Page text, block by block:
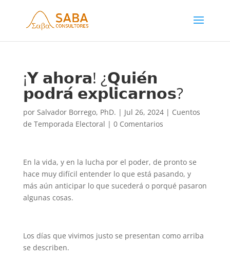
¡𝗬 𝗮𝗵𝗼𝗿𝗮! ¿𝗤𝘂𝗶𝗲́𝗻
𝗽𝗼𝗱𝗿𝗮́ 𝗲𝘅𝗽𝗹𝗶𝗰𝗮𝗿𝗻𝗼𝘀?
por Salvador Borrego, PhD. | Jul 26, 2024| Cuentos
de Temporada Electoral | 0 Comentarios
En la vida, y en la lucha por el poder, de pronto se
hace muy difícil entender lo que está pasando, y
más aún anticipar lo que sucederá o porqué pasaron
algunas cosas.
Los días que vivimos justo se presentan como arriba
se describen.